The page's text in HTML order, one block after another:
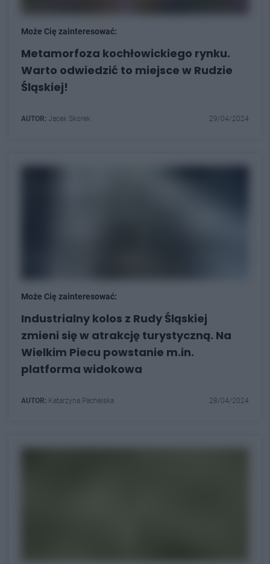
Może Cię zainteresować:
Metamorfoza kochłowickiego rynku.
Warto odwiedzić to miejsce w Rudzie
Śląskiej!
AUTOR: Jacek Skorek 29/04/2024
Może Cię zainteresować:
Industrialny kolos z Rudy Śląskiej
zmieni się w atrakcję turystyczną. Na
Wielkim Piecu powstanie m.in.
platforma widokowa
AUTOR: Katarzyna Pachelska 28/04/2024